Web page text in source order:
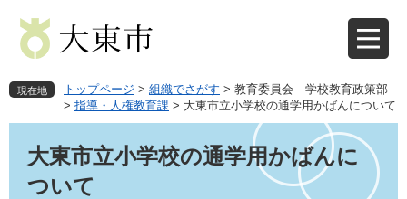
先
で
を
ば
現在地 トップページ > 組織でさがす > 教育委員会 学校教育政策部
> 指導・人権教育課 > 大東市立小学校の通学用かばんについて
大東市立小学校の通学用かばんに
ついて